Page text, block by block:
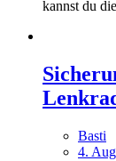
kannst du
Basti
4.